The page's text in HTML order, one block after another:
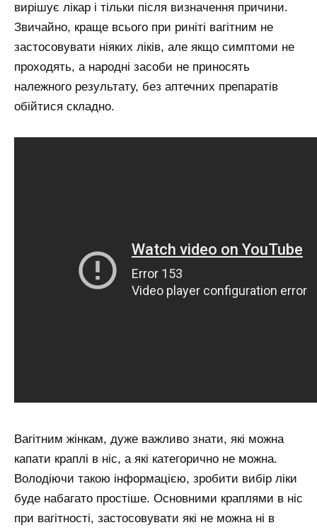
вирішує лікар і тільки після визначення причини.
Звичайно, краще всього при риніті вагітним не
застосовувати ніяких ліків, але якщо симптоми не
проходять, а народні засоби не приносять
належного результату, без аптечних препаратів
обійтися складно.
Вагітним жінкам, дуже важливо знати, які можна
капати краплі в ніс, а які категорично не можна.
Володіючи такою інформацією, зробити вибір ліки
буде набагато простіше. Основними краплями в ніс
при вагітності, застосовувати які не можна ні в